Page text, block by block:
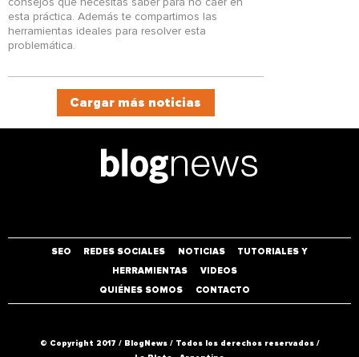
esta práctica. Además te compartimos las
herramientas ideales para resolver esta
problemática.
Cargar más noticias
SEO REDES SOCIALES NOTICIAS
TUTORIALES Y
HERRAMIENTAS
VIDEOS
QUIÉNES SOMOS
CONTACTO
© Copyright 2017 / BlogNews/Todos los derechos reservados /